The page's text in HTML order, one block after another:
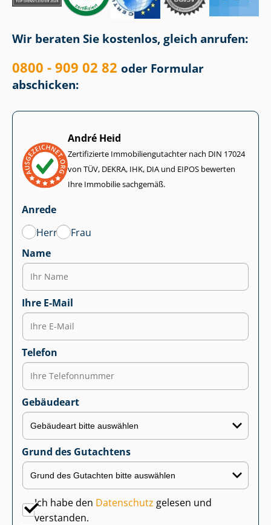
Wir beraten Sie kostenlos, gleich anrufen:
0800 - 909 02 82 oder Formular
abschicken:
André Heid
Zertifizierte Im­mo­bi­li­en­gut­ach­ter nach DIN 17024
von TÜV, DEKRA, IHK, DIA und EIPOS bewerten
Ihre Immobilie sachgemäß.
Anrede
Herr
Frau
Name
Ihre E-Mail
Telefon
Gebäudeart
Grund des Gutachtens
Ich habe den Datenschutz gelesen und
verstanden.